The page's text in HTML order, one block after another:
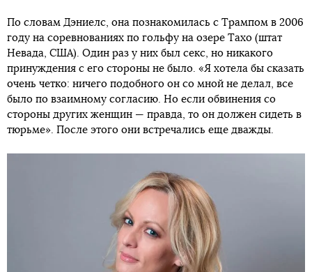
По словам Дэниелс, она познакомилась с Трампом в 2006
году на соревнованиях по гольфу на озере Тахо (штат
Невада, США). Один раз у них был секс, но никакого
принуждения с его стороны не было. «Я хотела бы сказать
очень четко: ничего подобного он со мной не делал, все
было по взаимному согласию. Но если обвинения со
стороны других женщин — правда, то он должен сидеть в
тюрьме». После этого они встречались еще дважды.